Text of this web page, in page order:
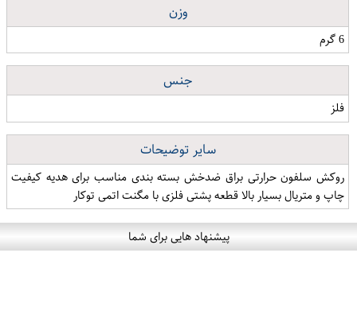
وزن
6 گرم
جنس
فلز
سایر توضیحات
روکش سلفون حرارتی براق ضدخش بسته بندی مناسب برای هدیه کیفیت
چاپ و متریال بسیار بالا قطعه پشتی فلزی با مگنت اتمی توکار
پیشنهاد هایی برای شما